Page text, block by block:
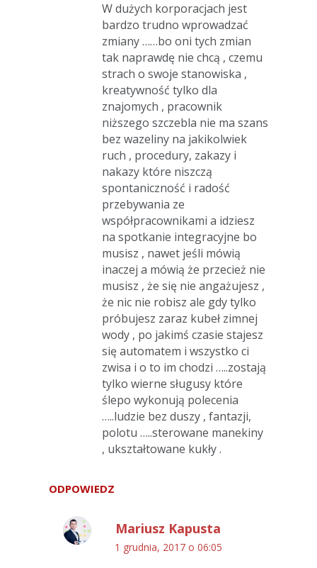
W dużych korporacjach jest
bardzo trudno wprowadzać
zmiany ……bo oni tych zmian
tak naprawdę nie chcą , czemu
strach o swoje stanowiska ,
kreatywność tylko dla
znajomych , pracownik
niższego szczebla nie ma szans
bez wazeliny na jakikolwiek
ruch , procedury, zakazy i
nakazy które niszczą
spontaniczność i radość
przebywania ze
współpracownikami a idziesz
na spotkanie integracyjne bo
musisz , nawet jeśli mówią
inaczej a mówią że przecież nie
musisz , że się nie angażujesz ,
że nic nie robisz ale gdy tylko
próbujesz zaraz kubeł zimnej
wody , po jakimś czasie stajesz
się automatem i wszystko ci
zwisa i o to im chodzi …..zostają
tylko wierne sługusy które
ślepo wykonują polecenia
…..ludzie bez duszy , fantazji,
polotu …..sterowane manekiny
, ukształtowane kukły .
ODPOWIEDZ
Mariusz Kapusta
1 grudnia, 2017 o 06:05